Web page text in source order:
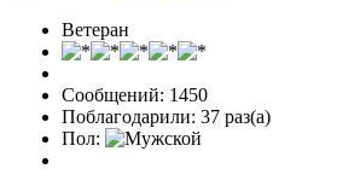
Ветеран
Сообщений: 1450
Поблагодарили: 37 раз(а)
Пол: